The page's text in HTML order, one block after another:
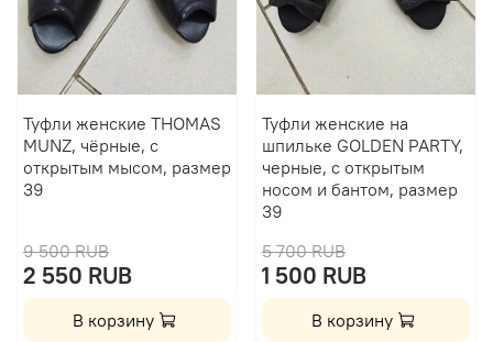
Туфли женские THOMAS
MUNZ, чёрные, с
открытым мысом, размер
39
9 500 RUB
2 550 RUB
В корзину
Туфли женские на
шпильке GOLDEN PARTY,
черные, с открытым
носом и бантом, размер
39
5 700 RUB
1 500 RUB
В корзину